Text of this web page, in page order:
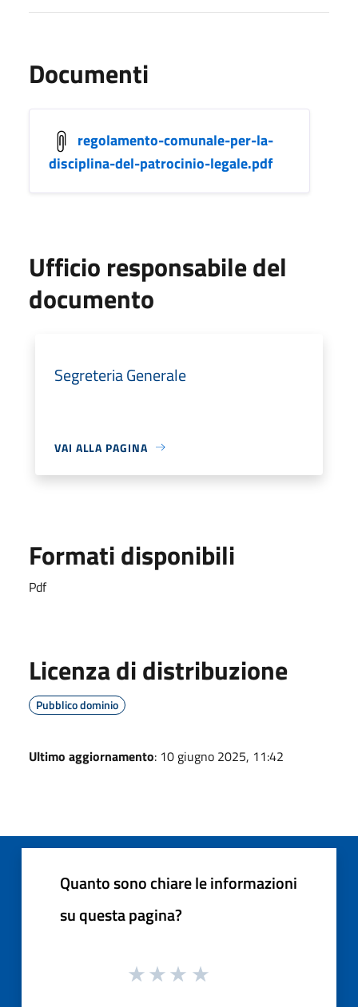
Documenti
regolamento-comunale-per-la-
disciplina-del-patrocinio-legale.pdf
Ufficio responsabile del
documento
Segreteria Generale
VAI ALLA PAGINA
Formati disponibili
Pdf
Licenza di distribuzione
Pubblico dominio
Ultimo aggiornamento: 10 giugno 2025, 11:42
Quanto sono chiare le informazioni
su questa pagina?